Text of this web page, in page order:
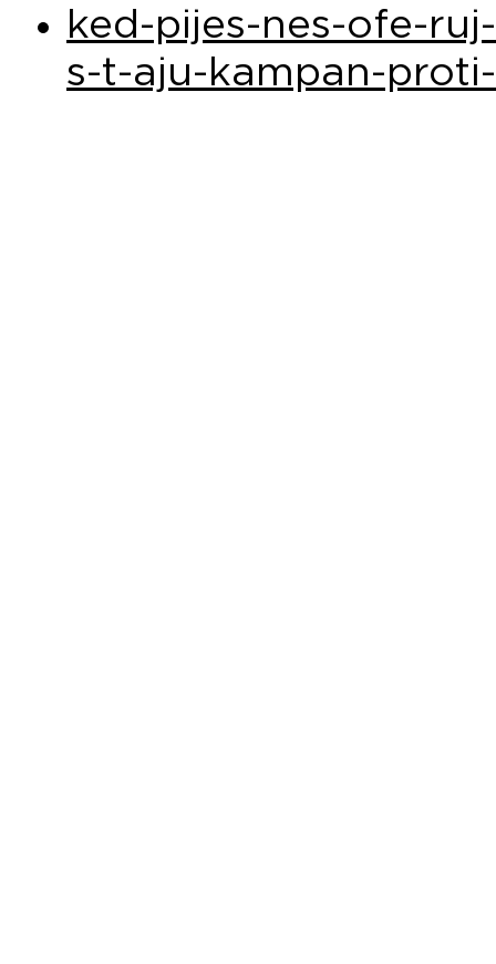
ked-pijes-nes-ofe-
s-t-aju-kampan-